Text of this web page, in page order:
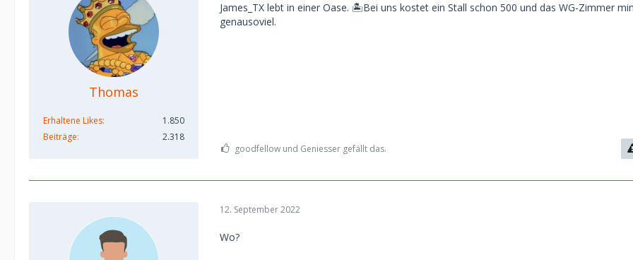
Thomas
Erhaltene Likes
1.850
Beiträge
2.318
James_TX lebt in einer Oase. 🏝Bei uns kostet ein Stall schon 500 und das WG-Zimmer
genausoviel.
goodfellow und Geniesser gefällt das.
12. September 2022
Wo?